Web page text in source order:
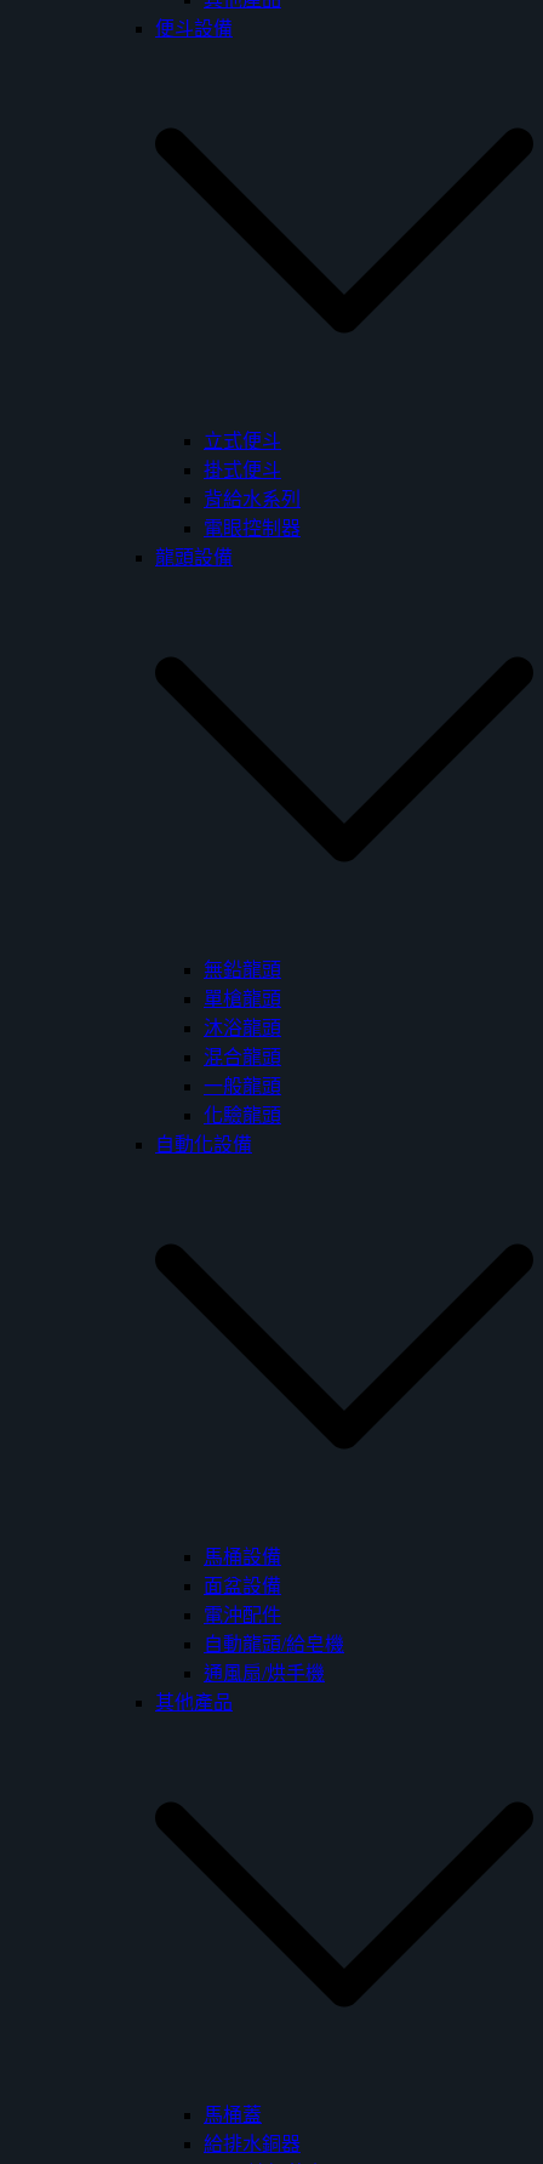
便斗設備
立式便斗
掛式便斗
背給水系列
電眼控制器
龍頭設備
無鉛龍頭
單槍龍頭
沐浴龍頭
混合龍頭
一般龍頭
化驗龍頭
自動化設備
馬桶設備
面盆設備
電沖配件
自動龍頭/給皂機
通風扇/烘手機
其他產品
馬桶蓋
給排水銅器